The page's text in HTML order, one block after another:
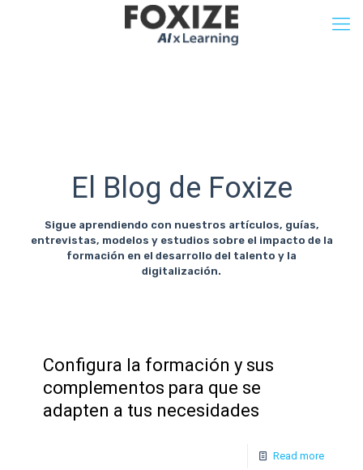
El Blog de Foxize
Sigue aprendiendo con nuestros artículos, guías,
entrevistas, modelos y estudios sobre el impacto de la
formación en el desarrollo del talento y la
digitalización.
Configura la formación y sus
complementos para que se
adapten a tus necesidades
Read more